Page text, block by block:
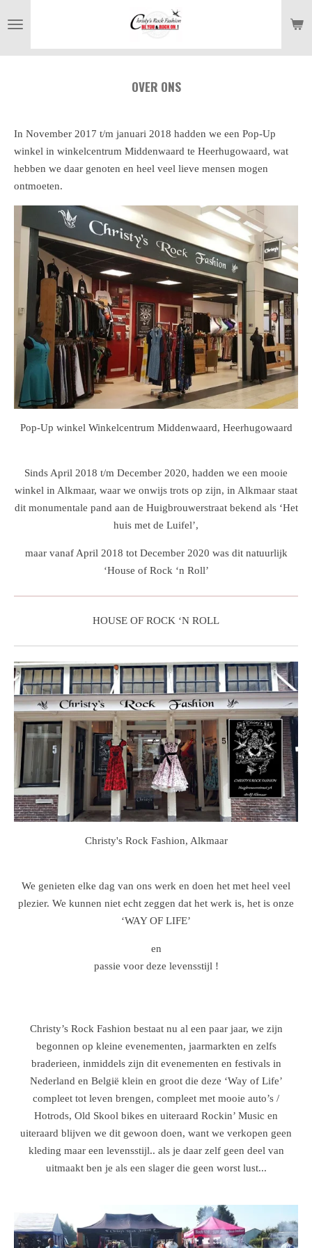
direct
OVER ONS
In November 2017 t/m januari 2018 hadden we een Pop-Up
winkel in winkelcentrum Middenwaard te Heerhugowaard, wat
hebben we daar genoten en heel veel lieve mensen mogen
ontmoeten.
Pop-Up winkel Winkelcentrum Middenwaard, Heerhugowaard
Sinds April 2018 t/m December 2020, hadden we een mooie
winkel in Alkmaar, waar we onwijs trots op zijn, in Alkmaar staat
dit monumentale pand aan de Huigbrouwerstraat bekend als ‘Het
huis met de Luifel’,
maar vanaf April 2018 tot December 2020 was dit natuurlijk
‘House of Rock ‘n Roll’
HOUSE OF ROCK ‘N ROLL
Christy's Rock Fashion, Alkmaar
We genieten elke dag van ons werk en doen het met heel veel
plezier. We kunnen niet echt zeggen dat het werk is, het is onze
‘WAY OF LIFE’
en
passie voor deze levensstijl !
Christy’s Rock Fashion bestaat nu al een paar jaar, we zijn
begonnen op kleine evenementen, jaarmarkten en zelfs
braderieen, inmiddels zijn dit evenementen en festivals in
Nederland en België klein en groot die deze ‘Way of Life’
compleet tot leven brengen, compleet met mooie auto’s /
Hotrods, Old Skool bikes en uiteraard Rockin’ Music en
uiteraard blijven we dit gewoon doen, want we verkopen geen
kleding maar een levensstijl.. als je daar zelf geen deel van
uitmaakt ben je als een slager die geen worst lust...